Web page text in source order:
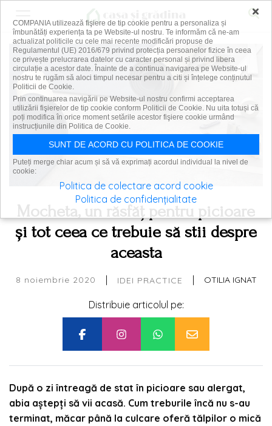
Mocheta, un răsfăț pentru picioare
și tot ceea ce trebuie să stii despre
aceasta
8 noiembrie 2020 | IDEI PRACTICE | OTILIA IGNAT
Distribuie articolul pe:
După o zi întreagă de stat în picioare sau alergat,
abia aștepți să vii acasă. Cum treburile încă nu s-au
terminat, măcar până la culcare oferă tălpilor o mică
×
COMPANIA utilizează fişiere de tip cookie pentru a personaliza și
îmbunătăți experiența ta pe Website-ul nostru. Te informăm că ne-am
actualizat politicile cu cele mai recente modificări propuse de
Regulamentul (UE) 2016/679 privind protecția persoanelor fizice în ceea
ce privește prelucrarea datelor cu caracter personal și privind libera
circulație a acestor date. Înainte de a continua navigarea pe Website-ul
nostru te rugăm să aloci timpul necesar pentru a citi și înțelege conținutul
Politicii de Cookie.
Prin continuarea navigării pe Website-ul nostru confirmi acceptarea
utilizării fişierelor de tip cookie conform Politicii de Cookie. Nu uita totuși că
poți modifica în orice moment setările acestor fişiere cookie urmând
instrucțiunile din Politica de Cookie.
SUNT DE ACORD CU POLITICA DE COOKIE
Puteți merge chiar acum și să vă exprimați acordul individual la nivel de
cookie:
Politica de colectare acord cookie
Politica de confidențialitate